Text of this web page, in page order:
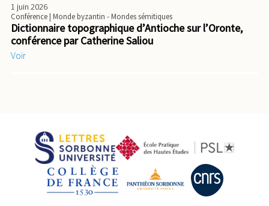
1 juin 2026
Conférence| Monde byzantin - Mondes sémitiques
Dictionnaire topographique d’Antioche sur l’Oronte,
conférence par Catherine Saliou
Voir